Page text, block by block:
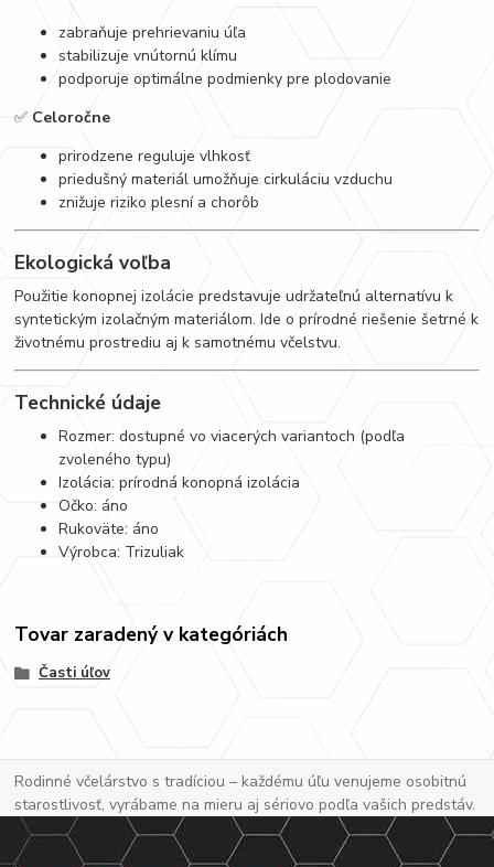
zabraňuje prehrievaniu úľa
stabilizuje vnútornú klímu
podporuje optimálne podmienky pre plodovanie
✅ Celoročne
prirodzene reguluje vlhkosť
priedušný materiál umožňuje cirkuláciu vzduchu
znižuje riziko plesní a chorôb
Ekologická voľba
Použitie konopnej izolácie predstavuje udržateľnú alternatívu k
syntetickým izolačným materiálom. Ide o prírodné riešenie šetrné k
životnému prostrediu aj k samotnému včelstvu.
Technické údaje
Rozmer: dostupné vo viacerých variantoch (podľa
zvoleného typu)
Izolácia: prírodná konopná izolácia
Očko: áno
Rukoväte: áno
Výrobca: Trizuliak
Tovar zaradený v kategóriách
Časti úľov
Rodinné včelárstvo s tradíciou – každému úľu venujeme osobitnú
starostlivosť, vyrábame na mieru aj sériovo podľa vašich predstáv.